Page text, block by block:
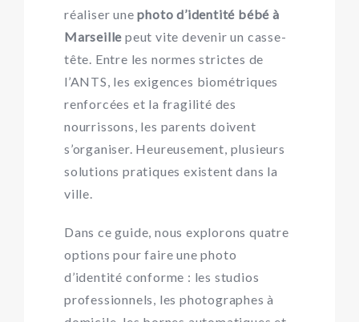
réaliser unephoto d’identité bébé à
Marseille peut vite devenir un casse-
tête. Entre les normes strictes de
l’ANTS, les exigences biométriques
renforcées et la fragilité des
nourrissons, les parents doivent
s’organiser. Heureusement, plusieurs
solutions pratiques existent dans la
ville.
Dans ce guide, nous explorons quatre
options pour faire une photo
d’identité conforme : les studios
professionnels, les photographes à